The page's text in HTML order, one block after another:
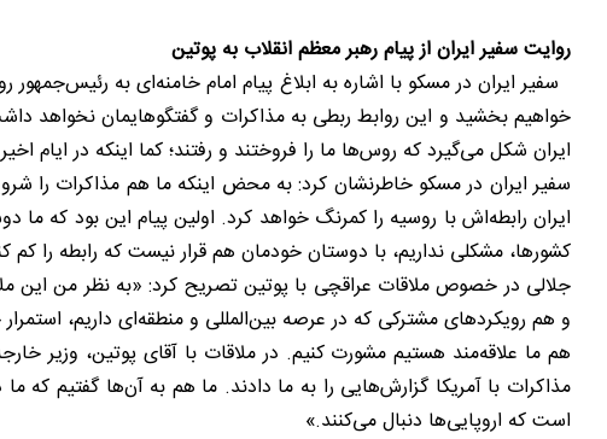
روایت سفیر ایران از پیام رهبر معظم انقلاب به پوتین
سفیر ایران در مسکو با اشاره به ابلاغ پیام امام خامنه‌ای به
خواهیم بخشید و این روابط ربطی به مذاکرات و گفتگوهایمان نخواهد
ایران شکل می‌گیرد که روس‌ها ما را فروختند و رفتند؛ کما اینکه در ایام
سفیر ایران در مسکو خاطرنشان کرد: به محض اینکه ما هم مذاکرات را
ایران رابطه‌اش با روسیه را کمرنگ خواهد کرد. اولین پیام این بود که ما
کشورها، مشکلی نداریم، با دوستان خودمان هم قرار نیست که رابطه را کم
جلالی در خصوص ملاقات عراقچی با پوتین تصریح کرد: «به نظر من این
و هم رویکردهای مشترکی که در عرصه بین‌المللی و منطقه‌ای داریم،
هم ما علاقه‌مند هستیم مشورت کنیم. در ملاقات با آقای پوتین، وزیر
مذاکرات با آمریکا گزارش‌هایی را به ما دادند. ما هم به آن‌ها گفتیم
است که اروپایی‌ها دنبال می‌کنند.»